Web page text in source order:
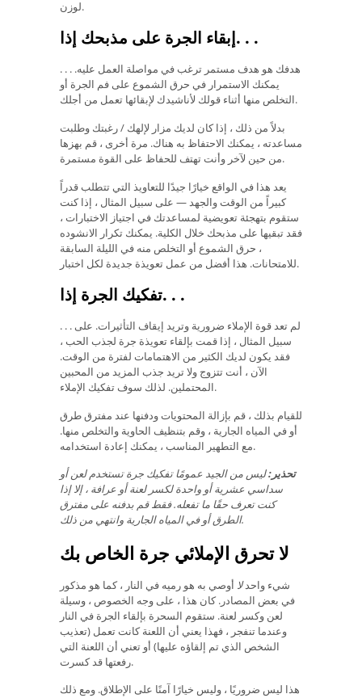
لوزن.
إبقاء الجرة على مذبحك إذا. . .
. . . هدفك هو هدف مستمر ترغب في مواصلة العمل عليه.
يمكنك الاستمرار في حرق الشموع على فم الجرة أو
التخلص منها أثناء قولك لأناشيدك لإبقائها تعمل من أجلك.
بدلاً من ذلك ، إذا كان لديك مزار لإلهك / رغبتك وطلبت
مساعدته ، يمكنك الاحتفاظ به هناك. مرة أخرى ، قم بهزها
من حين لآخر وأنت تهتف للحفاظ على القوة مستمرة.
يعد هذا في الواقع خيارًا جيدًا للتعاويذ التي تتطلب قدراً
كبيراً من الوقت والجهد — على سبيل المثال ، إذا كنت
ستقوم بتهجئة تعويضية لمساعدتك في اجتياز الاختبارات ،
فقد تبقيها على مذبحك خلال الكلية. يمكنك تكرار الانشوده
، حرق الشموع أو التخلص منه في الليلة السابقة
للامتحانات. هذا أفضل من عمل تعويذة جديدة لكل اختبار.
تفكيك الجرة إذا. . .
. . . لم تعد قوة الإملاء ضرورية وتريد إيقاف التأثيرات. على
سبيل المثال ، إذا قمت بإلقاء تعويذة جرة لجذب الحب ،
فقد يكون لديك الكثير من الاهتمامات لفترة من الوقت.
الآن ، أنت تتزوج ولا تريد جذب المزيد من المحبين
المحتملين. لذلك سوف تفكيك الإملاء.
للقيام بذلك ، قم بإزالة المحتويات ودفنها عند مفترق طرق
أو في المياه الجارية ، وقم بتنظيف الحاوية والتخلص منها.
مع التطهير المناسب ، يمكنك إعادة استخدامه.
تحذير:ليس من الجيد عمومًا تفكيك جرة تستخدم لعن أو
سداسي عشرية أو واحدة لكسر لعنة أو عرافة ، إلا إذا
كنت تعرف حقًا ما تفعله.فقط قم بدفنه على مفترق
الطرق أو في المياه الجارية وانتهي من ذلك.
لا تحرق الإملائي جرة الخاص بك
شيء واحدلا أوصي به هو رميه في النار ، كما هو مذكور
في بعض المصادر. كان هذا ، على وجه الخصوص ، وسيلة
لعن وكسر لعنة. ستقوم السحرة بإلقاء الجرة في النار
وعندما تنفجر ، فهذا يعني أن اللعنة كانت تعمل (تعذيب
الشخص الذي تم إلقاؤه عليها) أو تعني أن اللعنة التي
رفعتها قد كسرت.
هذا ليس ضروريًا ، وليس خيارًا آمنًا على الإطلاق. ومع ذلك